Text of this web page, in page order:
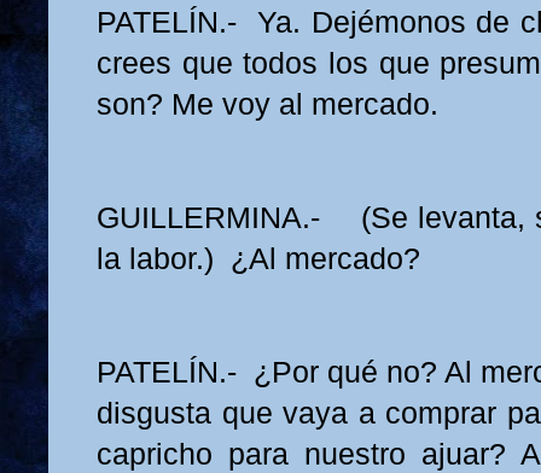
PATELÍN.- Ya. Dejémonos de
crees que todos los que
son? Me voy al mercado.
GUILLERMINA.- (Se levanta,
la labor.) ¿Al mercado?
PATELÍN.- ¿Por qué no? Al
disgusta que vaya a comprar
capricho para nuestro ajuar?